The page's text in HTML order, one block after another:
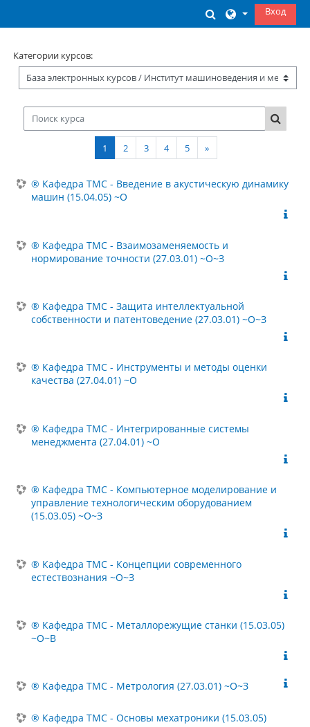
ИзменитьВход
Категории курсов:
Поиск курса
Поиск
1 Страница 1
2Страница 2
3Страница 3
4Страница 4
5Страница 5
»Следующая страница
® Кафедра ТМС - Введение в акустическую динамику
машин (15.04.05) ~О
® Кафедра ТМС - Взаимозаменяемость и
нормирование точности (27.03.01) ~О~З
® Кафедра ТМС - Защита интеллектуальной
собственности и патентоведение (27.03.01) ~О~З
® Кафедра ТМС - Инструменты и методы оценки
качества (27.04.01) ~О
® Кафедра ТМС - Интегрированные системы
менеджмента (27.04.01) ~О
® Кафедра ТМС - Компьютерное моделирование и
управление технологическим оборудованием
(15.03.05) ~О~З
® Кафедра ТМС - Концепции современного
естествознания ~О~З
® Кафедра ТМС - Металлорежущие станки (15.03.05)
~О~В
® Кафедра ТМС - Метрология (27.03.01) ~О~З
® Кафедра ТМС - Основы мехатроники (15.03.05)